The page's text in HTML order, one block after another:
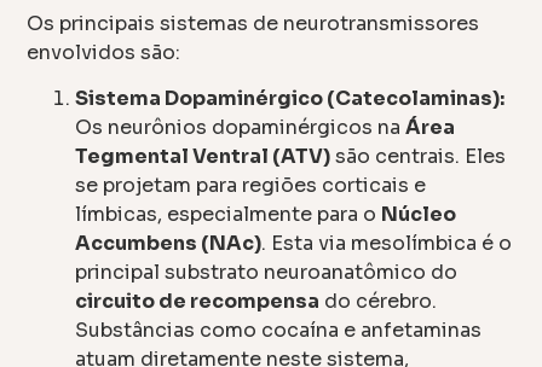
Os principais sistemas de neurotransmissores
envolvidos são:
Sistema Dopaminérgico (Catecolaminas):
Os neurônios dopaminérgicos naÁrea
Tegmental Ventral (ATV)são centrais. Eles
se projetam para regiões corticais e
límbicas, especialmente para o Núcleo
Accumbens (NAc). Esta via mesolímbica é o
principal substrato neuroanatômico do
circuito de recompensa do cérebro.
Substâncias como cocaína e anfetaminas
atuam diretamente neste sistema,